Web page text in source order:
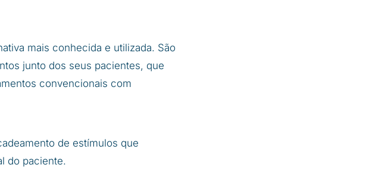
mais conhecida e utilizada. São
junto dos seus pacientes, que
convencionais com
de estímulos que
do paciente.